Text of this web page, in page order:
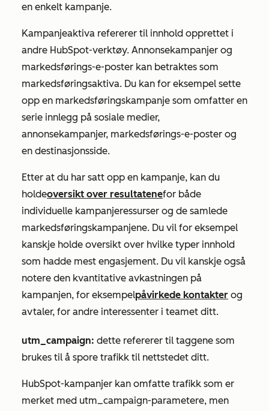
en enkelt kampanje.
Kampanjeaktiva refererer til innhold opprettet i
andre HubSpot-verktøy. Annonsekampanjer og
markedsførings-e-poster kan betraktes som
markedsføringsaktiva. Du kan for eksempel sette
opp en markedsføringskampanje som omfatter en
serie innlegg på sosiale medier,
annonsekampanjer, markedsførings-e-poster og
en destinasjonsside.
Etter at du har satt opp en kampanje, kan du
holdeoversikt over resultatenefor både
individuelle kampanjeressurser og de samlede
markedsføringskampanjene. Du vil for eksempel
kanskje holde oversikt over hvilke typer innhold
som hadde mest engasjement. Du vil kanskje også
notere den kvantitative avkastningen på
kampanjen, for eksempelpåvirkede kontakter og
avtaler, for andre interessenter i teamet ditt.
utm_campaign: dette refererer til taggene som
brukes til å spore trafikk til nettstedet ditt.
HubSpot-kampanjer kan omfatte trafikk som er
merket med utm_campaign-parametere, men